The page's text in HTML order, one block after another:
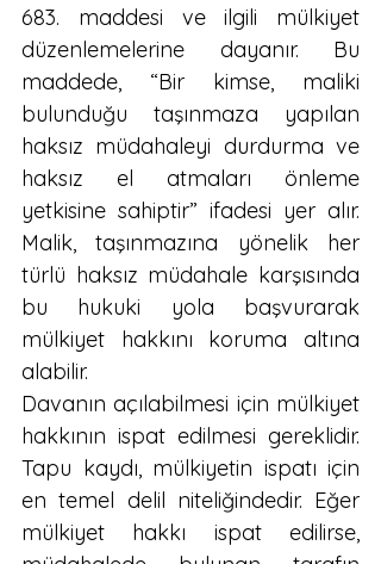
683. maddesi ve ilgili mülkiyet
düzenlemelerine dayanır. Bu
maddede, “Bir kimse, maliki
bulunduğu taşınmaza yapılan
haksız müdahaleyi durdurma ve
haksız el atmaları önleme
yetkisine sahiptir” ifadesi yer alır.
Malik, taşınmazına yönelik her
türlü haksız müdahale karşısında
bu hukuki yola başvurarak
mülkiyet hakkını koruma altına
alabilir.
Davanın açılabilmesi için mülkiyet
hakkının ispat edilmesi gereklidir.
Tapu kaydı, mülkiyetin ispatı için
en temel delil niteliğindedir. Eğer
mülkiyet hakkı ispat edilirse,